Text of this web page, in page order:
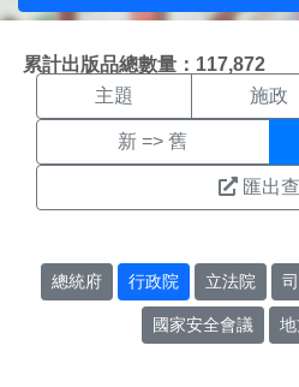
累計出版品總數量：117,872
機關搜尋結果
主題 施政
新 => 舊
匯出
總統府 行政院 立法院
國家安全會議